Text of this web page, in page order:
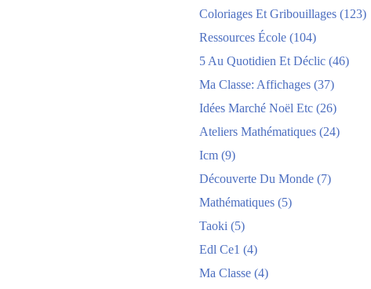
Coloriages Et Gribouillages (123)
Ressources École (104)
5 Au Quotidien Et Déclic (46)
Ma Classe: Affichages (37)
Idées Marché Noël Etc (26)
Ateliers Mathématiques (24)
Icm (9)
Découverte Du Monde (7)
Mathématiques (5)
Taoki (5)
Edl Ce1 (4)
Ma Classe (4)